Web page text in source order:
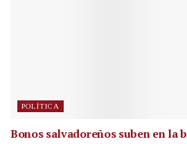
POLÍTICA
Bonos salvadoreños suben en la